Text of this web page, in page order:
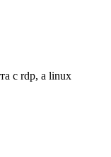
с rdp, а linux